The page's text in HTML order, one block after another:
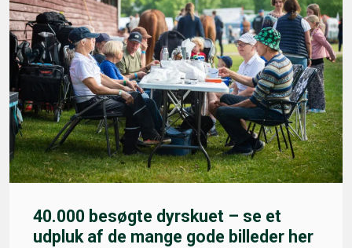
40.000 besøgte dyrskuet – se et
udpluk af de mange gode billeder her